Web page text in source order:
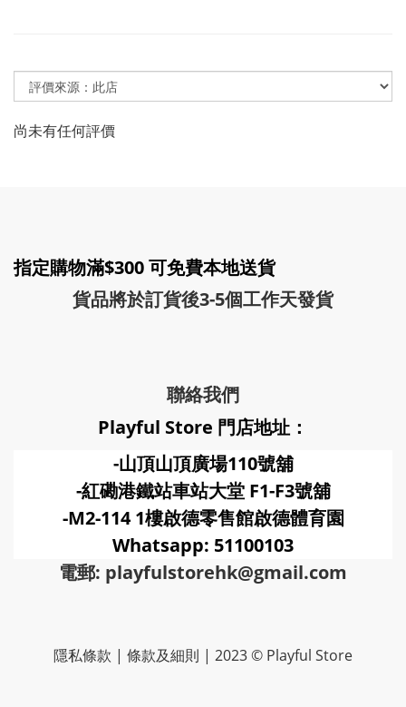
尚未有任何評價
指定購物滿$300 可免費本地送貨
貨品將於訂貨後3-5個工作天發貨
聯絡我們
Playful Store 門店地址：
-山頂山頂廣場110號舖
-紅磡港鐵站車站大堂 F1-F3號舖
-M2-114 1樓啟德零售館啟德體育園
Whatsapp: 51100103
電郵: playfulstorehk@gmail.com
隱私條款 | 條款及細則 | 2023 © Playful Store